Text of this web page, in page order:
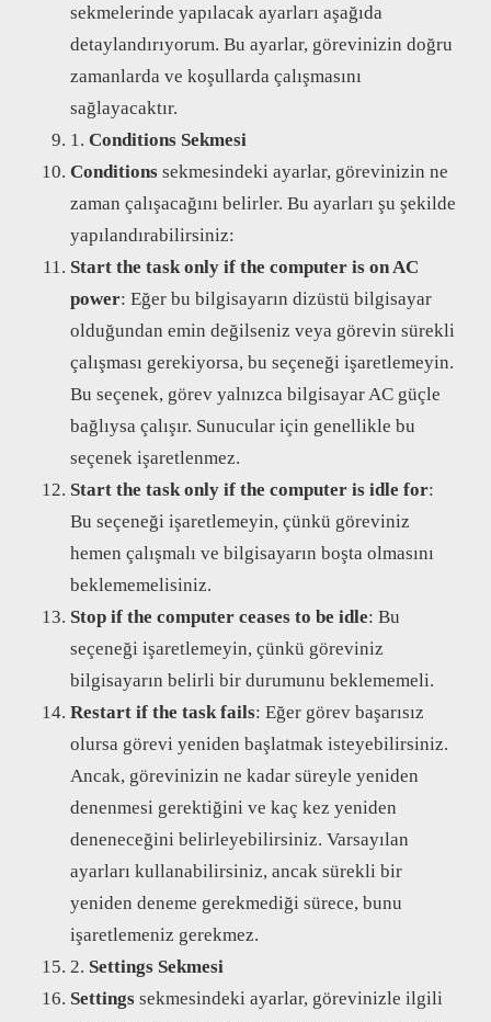
sekmelerinde yapılacak ayarları aşağıda
detaylandırıyorum. Bu ayarlar, görevinizin doğru
zamanlarda ve koşullarda çalışmasını
sağlayacaktır.
1. Conditions Sekmesi
Conditions sekmesindeki ayarlar, görevinizin ne
zaman çalışacağını belirler. Bu ayarları şu şekilde
yapılandırabilirsiniz:
Start the task only if the computer is on AC
power: Eğer bu bilgisayarın dizüstü bilgisayar
olduğundan emin değilseniz veya görevin sürekli
çalışması gerekiyorsa, bu seçeneği işaretlemeyin.
Bu seçenek, görev yalnızca bilgisayar AC güçle
bağlıysa çalışır. Sunucular için genellikle bu
seçenek işaretlenmez.
Start the task only if the computer is idle for:
Bu seçeneği işaretlemeyin, çünkü göreviniz
hemen çalışmalı ve bilgisayarın boşta olmasını
beklememelisiniz.
Stop if the computer ceases to be idle: Bu
seçeneği işaretlemeyin, çünkü göreviniz
bilgisayarın belirli bir durumunu beklememeli.
Restart if the task fails: Eğer görev başarısız
olursa görevi yeniden başlatmak isteyebilirsiniz.
Ancak, görevinizin ne kadar süreyle yeniden
denenmesi gerektiğini ve kaç kez yeniden
deneneceğini belirleyebilirsiniz. Varsayılan
ayarları kullanabilirsiniz, ancak sürekli bir
yeniden deneme gerekmediği sürece, bunu
işaretlemeniz gerekmez.
2. Settings Sekmesi
Settings sekmesindeki ayarlar, görevinizle ilgili